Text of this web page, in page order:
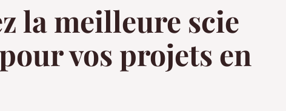
la meilleure scie
vos projets en